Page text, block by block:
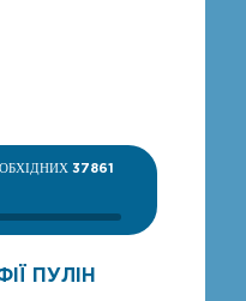
37861
ПУЛІН